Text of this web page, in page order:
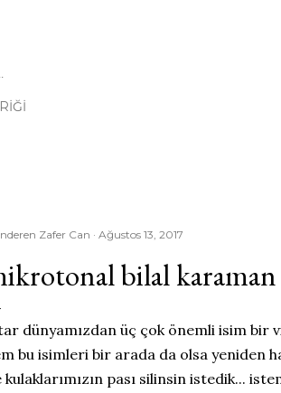
Zafer Can Ağustos 13, 2017
bilal karaman
dünyamızdan üç çok önemli isim bir
bu isimleri bir arada da olsa yeniden
kulaklarımızın pası silinsin istedik...